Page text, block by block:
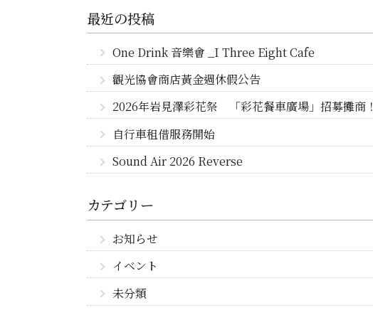
最近の投稿
One Drink 音樂會 _I Three Eight Cafe
觀光協會商店黃金週休假公告
2026年岩見澤彩花祭 「彩花餐車廣場」招募攤商！
自行車租借服務開始
Sound Air 2026 Reverse
カテゴリー
お知らせ
イベント
未分類